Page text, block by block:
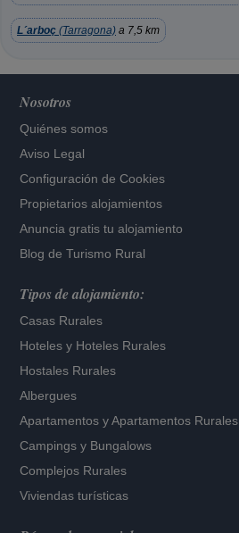
L´arboç (Tarragona) a 7,5 km
Nosotros
Quiénes somos
Aviso Legal
Configuración de Cookies
Propietarios alojamientos
Anuncia gratis tu alojamiento
Blog de Turismo Rural
Tipos de alojamiento:
Casas Rurales
Hoteles y Hoteles Rurales
Hostales Rurales
Albergues
Apartamentos yApartamentos Rurales
Campings y Bungalows
Complejos Rurales
Viviendas turísticas